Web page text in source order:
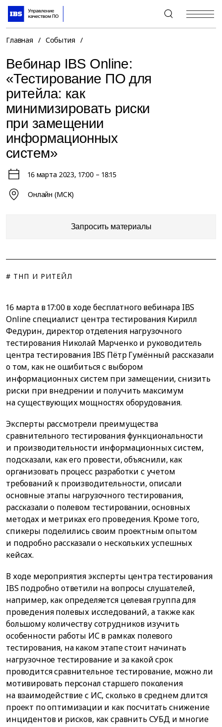
+7 (495) 967-80-80
Главная / События /
Вебинар IBS Online:
«Тестирование ПО для
ритейла: как
минимизировать риски
при замещении
информационных
систем»
16 марта 2023, 17:00 – 18:15
Онлайн (МСК)
Запросить материалы
# ТНП И РИТЕЙЛ
16 марта в 17:00 в ходе бесплатного вебинара IBS
Online специалист центра тестирования Кирилл
Федурин, директор отделения нагрузочного
тестирования Николай Марченко и руководитель
центра тестирования IBS Пётр Гумённый рассказали
о том, как не ошибиться с выбором
информационных систем при замещении, снизить
риски при внедрении и получить максимум
на существующих мощностях оборудования.
Эксперты рассмотрели преимущества
сравнительного тестирования функциональности
и производительности информационных систем,
подсказали, как его провести, объяснили, как
организовать процесс разработки с учетом
требований к производительности, описали
основные этапы нагрузочного тестирования,
рассказали о полевом тестировании, основных
методах и метриках его проведения. Кроме того,
спикеры поделились своим проектным опытом
и подробно рассказали о нескольких успешных
кейсах.
В ходе мероприятия эксперты центра тестирования
IBS подробно ответили на вопросы слушателей,
например, как определяется целевая группа для
проведения полевых исследований, а также как
большому количеству сотрудников изучить
особенности работы ИС в рамках полевого
тестирования, на каком этапе стоит начинать
нагрузочное тестирование и за какой срок
проводится сравнительное тестирование, можно ли
мотивировать персонал старшего поколения
на взаимодействие с ИС, сколько в среднем длится
проект по оптимизации и как посчитать снижение
инцидентов и рисков, как сравнить СУБД и многие